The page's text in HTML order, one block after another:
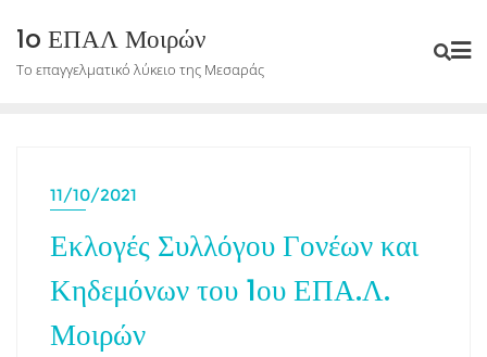
content
1o ΕΠΑΛ Μοιρών
Το επαγγελματικό λύκειο της Μεσαράς
11/10/2021
Εκλογές Συλλόγου Γονέων και
Κηδεμόνων του 1ου ΕΠΑ.Λ.
Μοιρών